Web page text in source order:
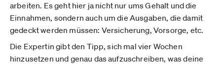
arbeiten. Es geht hier ja nicht nur ums Gehalt und die
Einnahmen, sondern auch um die Ausgaben, die damit
gedeckt werden müssen: Versicherung, Vorsorge, etc.
Die Expertin gibt den Tipp, sich mal vier Wochen
hinzusetzen und genau das aufzuschreiben, was deine